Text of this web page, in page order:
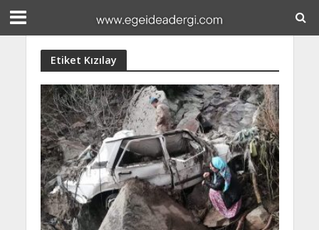
Etiket Kızılay